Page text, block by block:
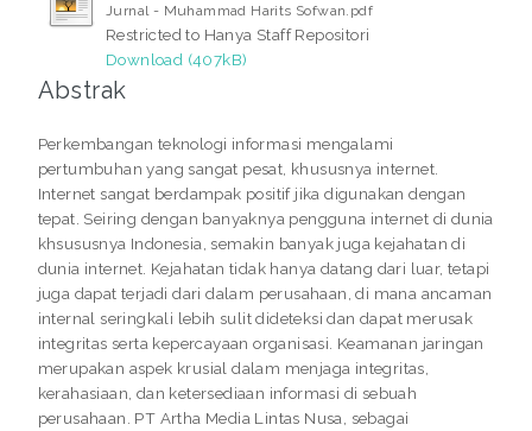
Jurnal - Muhammad Harits Sofwan.pdf
Restricted to Hanya Staff Repositori
Download (407kB)
Abstrak
Perkembangan teknologi informasi mengalami
pertumbuhan yang sangat pesat, khususnya internet.
Internet sangat berdampak positif jika digunakan dengan
tepat. Seiring dengan banyaknya pengguna internet di dunia
khsususnya Indonesia, semakin banyak juga kejahatan di
dunia internet. Kejahatan tidak hanya datang dari luar, tetapi
juga dapat terjadi dari dalam perusahaan, di mana ancaman
internal seringkali lebih sulit dideteksi dan dapat merusak
integritas serta kepercayaan organisasi. Keamanan jaringan
merupakan aspek krusial dalam menjaga integritas,
kerahasiaan, dan ketersediaan informasi di sebuah
perusahaan. PT Artha Media Lintas Nusa, sebagai